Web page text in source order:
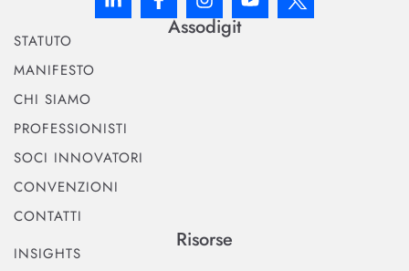
Assodigit
STATUTO
MANIFESTO
CHI SIAMO
PROFESSIONISTI
SOCI INNOVATORI
CONVENZIONI
CONTATTI
Risorse
INSIGHTS